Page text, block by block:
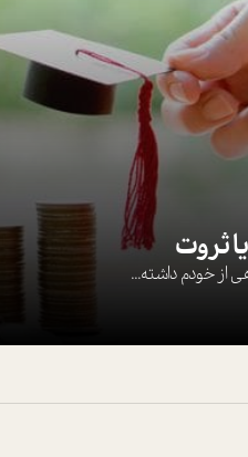
ثروت
از خودم داشته...